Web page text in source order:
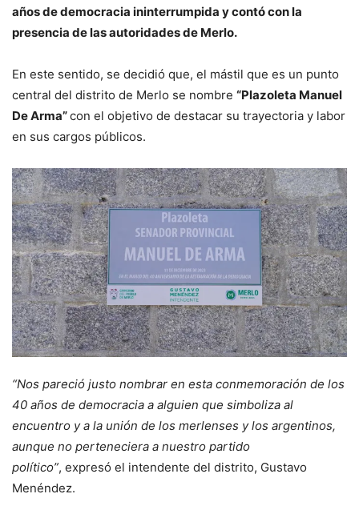
años de democracia ininterrumpida y contó con la
presencia de las autoridades de Merlo.
En este sentido, se decidió que, el mástil que es un punto
central del distrito de Merlo se nombre “Plazoleta Manuel
De Arma”con el objetivo de destacar su trayectoria y labor
en sus cargos públicos.
“Nos pareció justo nombrar en esta conmemoración de los
40 años de democracia a alguien que simboliza al
encuentro y a la unión de los merlenses y los argentinos,
aunque no perteneciera a nuestro partido
político”, expresó el intendente del distrito, Gustavo
Menéndez.